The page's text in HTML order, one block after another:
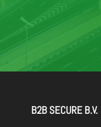
B2B SECURE B.V.